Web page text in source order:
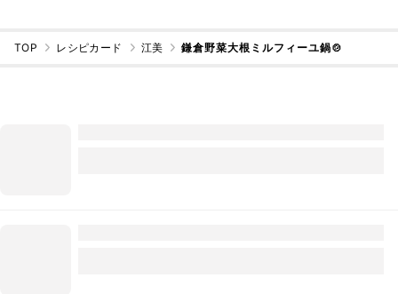
TOP レシピカード 江美 鎌倉野菜大根ミルフィーユ鍋🍲